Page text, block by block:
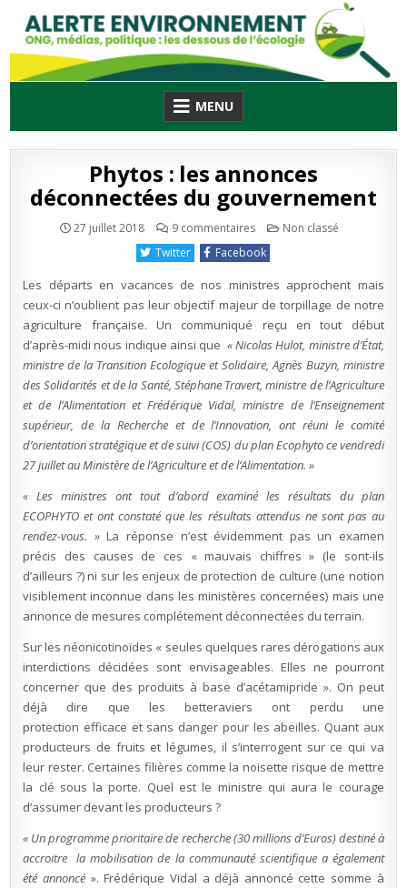
content
MENU
Phytos : les annonces
déconnectées du gouvernement
27 juillet 2018 9 commentairessur
:
les
déconnectées
du
gouvernement
Publié
Non classé
Twitter
Facebook
Les départs en vacances de nos ministres approchent mais
ceux-ci n’oublient pas leur objectif majeur de torpillage de notre
agriculture française. Un communiqué reçu en tout début
d’après-midi nous indique ainsi que « Nicolas Hulot, ministre d’État,
ministre de la Transition Ecologique et Solidaire, Agnès Buzyn, ministre
des Solidarités et de la Santé, Stéphane Travert, ministre de l’Agriculture
et de l’Alimentation et Frédérique Vidal, ministre de l’Enseignement
supérieur, de la Recherche et de l’Innovation, ont réuni le comité
d’orientation stratégique et de suivi (COS) du plan Ecophyto ce vendredi
27 juillet au Ministère de l’Agriculture et de l’Alimentation. »
« Les ministres ont tout d’abord examiné les résultats du plan
ECOPHYTO et ont constaté que les résultats attendus ne sont pas au
rendez-vous. »La réponse n’est évidemment pas un examen
précis des causes de ces « mauvais chiffres » (le sont-ils
d’ailleurs ?) ni sur les enjeux de protection de culture (une notion
visiblement inconnue dans les ministères concernées) mais une
annonce de mesures complétement déconnectées du terrain.
Sur les néonicotinoïdes « seules quelques rares dérogations aux
interdictions décidées sont envisageables. Elles ne pourront
concerner que des produits à base d’acétamipride ». On peut
déjà dire que les betteraviers ont perdu une
protection efficace et sans danger pour les abeilles. Quant aux
producteurs de fruits et légumes, il s’interrogent sur ce qui va
leur rester. Certaines filières comme la noisette risque de mettre
la clé sous la porte. Quel est le ministre qui aura le courage
d’assumer devant les producteurs ?
« Un programme prioritaire de recherche (30 millions d’Euros) destiné à
accroitre la mobilisation de la communauté scientifique a également
été annoncé». Frédérique Vidal a déjà annoncé cette somme à